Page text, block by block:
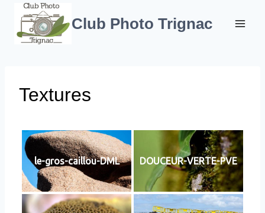
contenu
Club Photo Trignac
Textures
le-gros-caillou-DML DOUCEUR-VERTE-PVE